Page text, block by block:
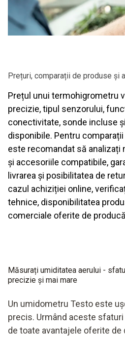
Prețuri, comparații de produse și
Prețul unui termohigrometru
precizie, tipul senzorului,
conectivitate, sonde incluse
disponibile. Pentru
este recomandat să analizați
și accesoriile compatibile,
livrarea și posibilitatea de
cazul achiziției online,
tehnice, disponibilitatea
comerciale oferite de
Măsurați umiditatea aerului -
precizie și mai mare
Un umidometru Testo este
precis. Urmând aceste
de toate avantajele oferite